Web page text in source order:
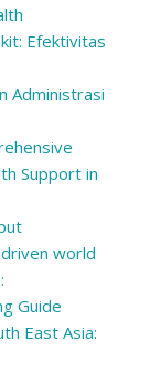
Efektivitas
Administrasi
Support in
world
Guide
East Asia: